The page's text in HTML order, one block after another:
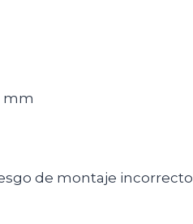
mm
de montaje incorrecto